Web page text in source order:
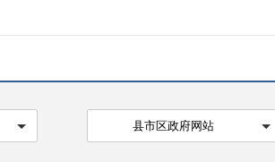
县市区政府网站